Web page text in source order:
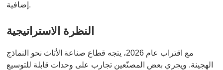
إضافية.
النظرة الاستراتيجية
مع اقتراب عام 2026، يتجه قطاع صناعة الأثاث نحو النماذج
الهجينة. ويجري بعض المصنّعين تجارب على وحدات قابلة للتوسيع